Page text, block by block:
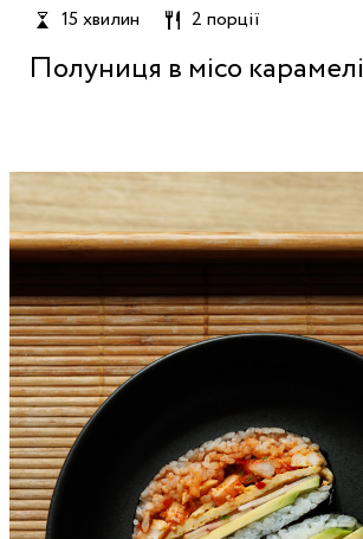
15 хвилин 2 порції
Полуниця в місо карамелі